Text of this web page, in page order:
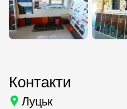
Контакти
Луцьк